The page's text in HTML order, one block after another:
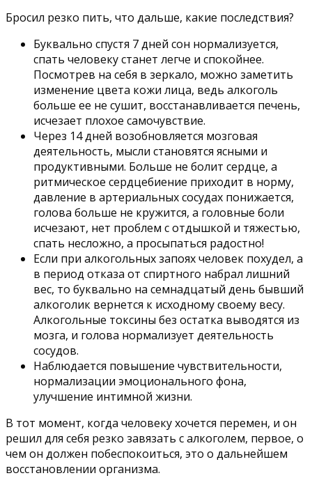
Бросил резко пить, что дальше, какие последствия?
Буквально спустя 7 дней сон нормализуется,
спать человеку станет легче и спокойнее.
Посмотрев на себя в зеркало, можно заметить
изменение цвета кожи лица, ведь алкоголь
больше ее не сушит, восстанавливается печень,
исчезает плохое самочувствие.
Через 14 дней возобновляется мозговая
деятельность, мысли становятся ясными и
продуктивными. Больше не болит сердце, а
ритмическое сердцебиение приходит в норму,
давление в артериальных сосудах понижается,
голова больше не кружится, а головные боли
исчезают, нет проблем с отдышкой и тяжестью,
спать несложно, а просыпаться радостно!
Если при алкогольных запоях человек похудел, а
в период отказа от спиртного набрал лишний
вес, то буквально на семнадцатый день бывший
алкоголик вернется к исходному своему весу.
Алкогольные токсины без остатка выводятся из
мозга, и голова нормализует деятельность
сосудов.
Наблюдается повышение чувствительности,
нормализации эмоционального фона,
улучшение интимной жизни.
В тот момент, когда человеку хочется перемен, и он
решил для себя резко завязать с алкоголем, первое, о
чем он должен побеспокоиться, это о дальнейшем
восстановлении организма.